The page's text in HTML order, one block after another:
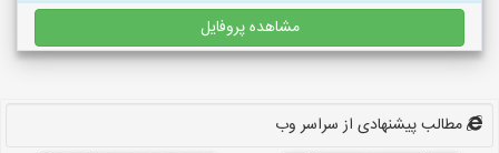
مشاهده پروفایل
مطالب پیشنهادی از سراسر وب